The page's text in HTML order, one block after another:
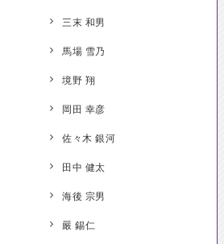
三末 和男
馬場 雪乃
境野 翔
岡田 幸彦
佐々木 銀河
田中 健太
海後 宗男
嚴 錫仁